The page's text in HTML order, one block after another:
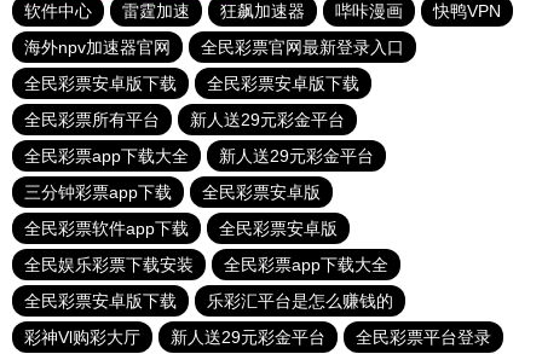
软件中心
雷霆加速 狂飙加速器 哔咔漫画
快鸭VPN
海外npv加速器官网
全民彩票官网最新登录入口
全民彩票安卓版下载
全民彩票安卓版下载
全民彩票所有平台
新人送29元彩金平台
全民彩票app下载大全
新人送29元彩金平台
三分钟彩票app下载
全民彩票安卓版
全民彩票软件app下载
全民彩票安卓版
全民娱乐彩票下载安装
全民彩票app下载大全
全民彩票安卓版下载
乐彩汇平台是怎么赚钱的
彩神Vl购彩大厅
新人送29元彩金平台
全民彩票平台登录